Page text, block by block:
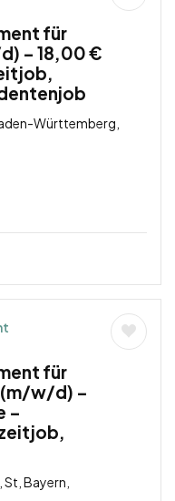
für
– 18,00 €
Württemberg,
für
w/d) –
–
Bayern,